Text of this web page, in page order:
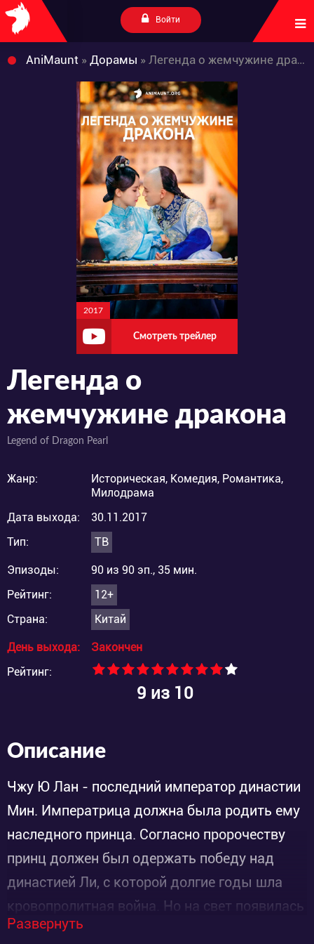
Войти
AniMaunt » Дорамы » Легенда о жемчужине дракона
2017
Смотреть трейлер
Легенда о
жемчужине дракона
Legend of Dragon Pearl
Жанр:
Историческая, Комедия, Романтика,
Милодрама
Дата выхода:
30.11.2017
Тип:
ТВ
Эпизоды:
90 из 90 эп., 35 мин.
Рейтинг:
12+
Страна:
Китай
День выхода:
Закончен
Рейтинг:
9 из 10
Описание
Чжу Ю Лан - последний император династии
Мин. Императрица должна была родить ему
наследного принца. Согласно пророчеству
принц должен был одержать победу над
династией Ли, с которой долгие годы шла
кровопролитная война. Но на свет появилась
девочка. В этот же день принимали роды у
Развернуть